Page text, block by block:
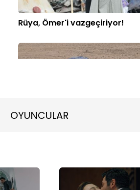
Rüya, Ömer'i vazgeçiriyor!
OYUNCULAR